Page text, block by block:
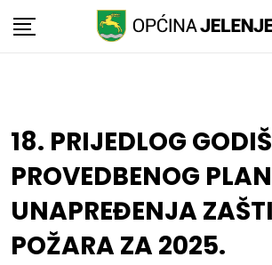
Skip
18. PRIJEDLOG
PROVEDBENOG
UNAPREĐENJA
POŽARA ZA 2025.